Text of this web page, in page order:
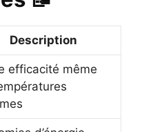
Description
efficacité même